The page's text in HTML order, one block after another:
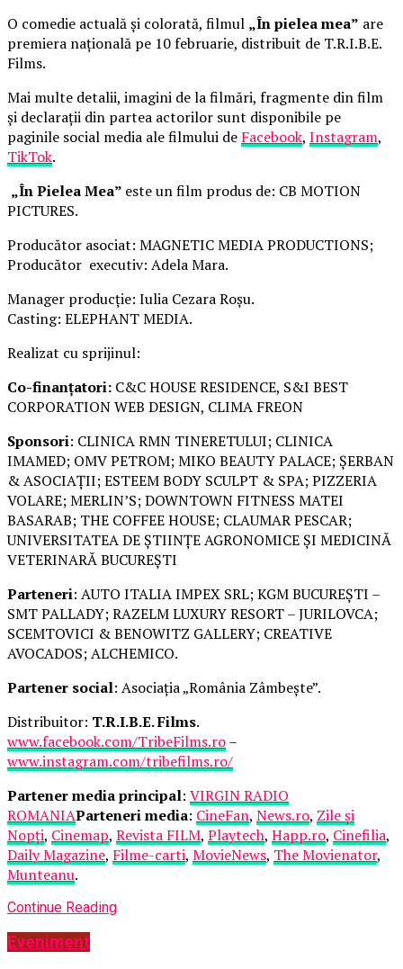
O comedie actuală și colorată, filmul „În pielea mea” are
premiera națională pe 10 februarie, distribuit de T.R.I.B.E.
Films.
Mai multe detalii, imagini de la filmări, fragmente din film
și declarații din partea actorilor sunt disponibile pe
paginile social media ale filmului de Facebook, Instagram,
TikTok.
„În Pielea Mea” este un film produs de: CB MOTION
PICTURES.
Producător asociat: MAGNETIC MEDIA PRODUCTIONS;
Producător executiv: Adela Mara.
Manager producție: Iulia Cezara Roșu.
Casting: ELEPHANT MEDIA.
Realizat cu sprijinul:
Co-finanțatori: C&C HOUSE RESIDENCE, S&I BEST
CORPORATION WEB DESIGN, CLIMA FREON
Sponsori: CLINICA RMN TINERETULUI; CLINICA
IMAMED; OMV PETROM; MIKO BEAUTY PALACE; ȘERBAN
& ASOCIAȚII; ESTEEM BODY SCULPT & SPA; PIZZERIA
VOLARE; MERLIN’S; DOWNTOWN FITNESS MATEI
BASARAB; THE COFFEE HOUSE; CLAUMAR PESCAR;
UNIVERSITATEA DE ȘTIINȚE AGRONOMICE ȘI MEDICINĂ
VETERINARĂ BUCUREȘTI
Parteneri: AUTO ITALIA IMPEX SRL; KGM BUCUREȘTI –
SMT PALLADY; RAZELM LUXURY RESORT – JURILOVCA;
SCEMTOVICI & BENOWITZ GALLERY; CREATIVE
AVOCADOS; ALCHEMICO.
Partener social: Asociația „România Zâmbește”.
Distribuitor: T.R.I.B.E. Films.
www.facebook.com/TribeFilms.ro–
www.instagram.com/tribefilms.ro/
Partener media principal: VIRGIN RADIO
ROMANIAParteneri media: CineFan, News.ro, Zile și
Nopți, Cinemap, Revista FILM, Playtech, Happ.ro, Cinefilia,
Daily Magazine, Filme-carti, MovieNews, The Movienator,
Munteanu.
Continue Reading
Eveniment